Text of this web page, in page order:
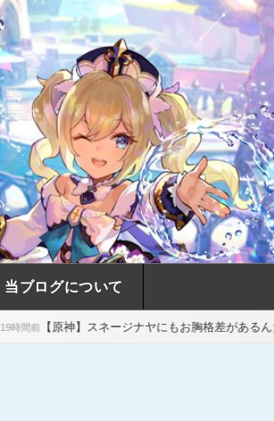
当ブログについて
ジナヤにもお胸格差があるんだね 酷いね19時間前